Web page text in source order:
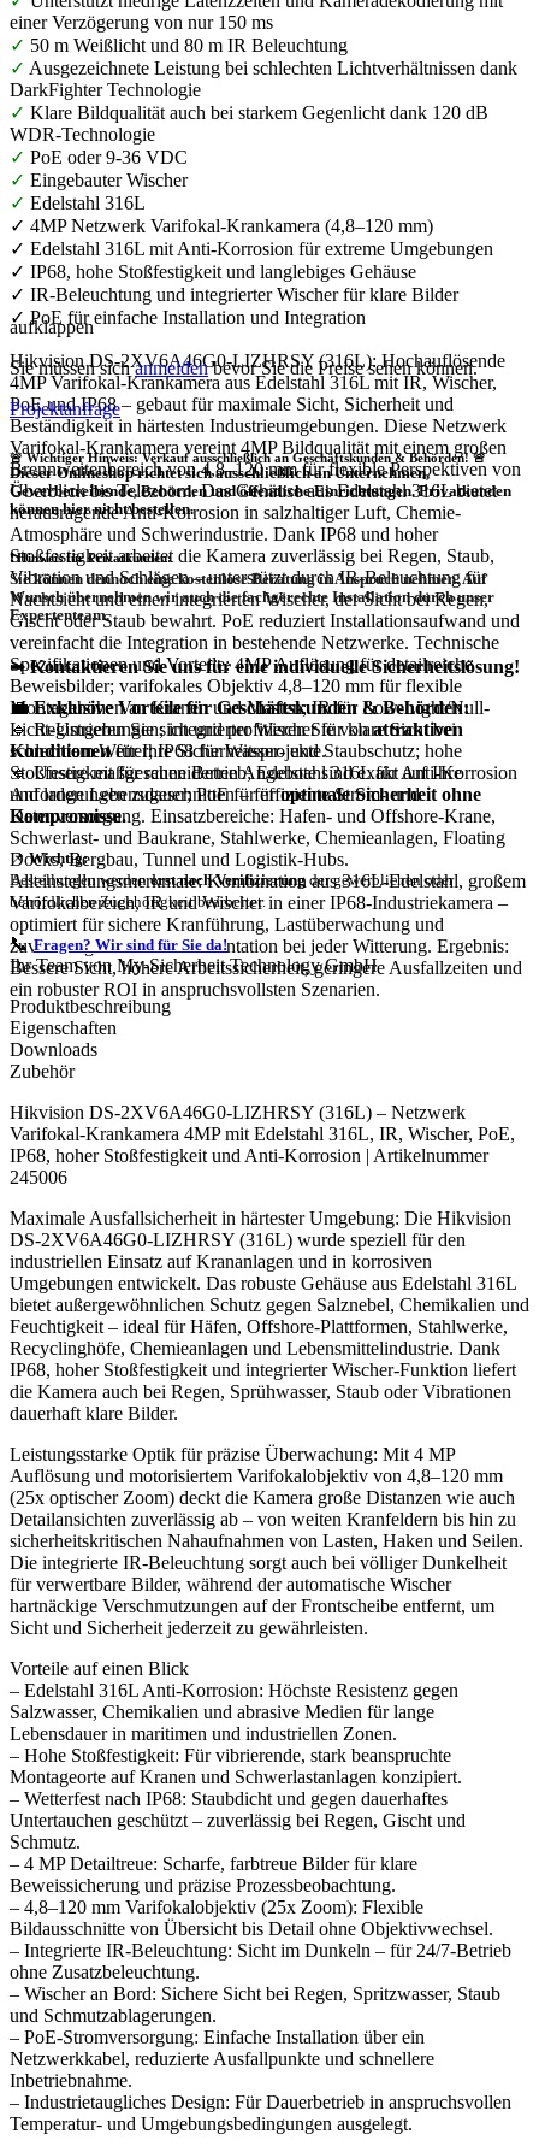
einer Verzögerung von nur 150 ms
✓ 50 m Weißlicht und 80 m IR Beleuchtung
✓ Ausgezeichnete Leistung bei schlechten Lichtverhältnissen dank
DarkFighter Technologie
✓ Klare Bildqualität auch bei starkem Gegenlicht dank 120 dB
WDR-Technologie
✓ PoE oder 9-36 VDC
✓ Eingebauter Wischer
✓ Edelstahl 316L
✓ 4MP Netzwerk Varifokal-Krankamera (4,8–120 mm)
✓ Edelstahl 316L mit Anti-Korrosion für extreme Umgebungen
✓ IP68, hohe Stoßfestigkeit und langlebiges Gehäuse
✓ IR-Beleuchtung und integrierter Wischer für klare Bilder
✓ PoE für einfache Installation und Integration
Hikvision DS-2XV6A46G0-LIZHRSY (316L): Hochauflösende
4MP Varifokal-Krankamera aus Edelstahl 316L mit IR, Wischer,
PoE und IP68 – gebaut für maximale Sicht, Sicherheit und
Beständigkeit in härtesten Industrieumgebungen. Diese Netzwerk
Varifokal-Krankamera vereint 4MP Bildqualität mit einem großen
Brennweitenbereich von 4,8–120 mm für flexible Perspektiven von
Überblick bis Telezoom. Das Gehäuse aus Edelstahl 316L bietet
herausragende Anti-Korrosion in salzhaltiger Luft, Chemie-
Atmosphäre und Schwerindustrie. Dank IP68 und hoher
Stoßfestigkeit arbeitet die Kamera zuverlässig bei Regen, Staub,
Vibration und Schlägen – unterstützt durch IR-Beleuchtung für
Nachtsicht und einen integrierten Wischer, der Sicht bei Regen,
Gischt oder Staub bewahrt. PoE reduziert Installationsaufwand und
vereinfacht die Integration in bestehende Netzwerke. Technische
Spezifikationen und Vorteile: 4MP Auflösung für detailreiche
Beweisbilder; varifokales Objektiv 4,8–120 mm für flexible
Montagehöhen an Kranen und Masten; IR für Low-Light/Null-
Licht-Umgebungen; integrierter Wischer für klare Sicht bei
schlechtem Wetter; IP68 für Wasser- und Staubschutz; hohe
Stoßfestigkeit für rauen Betrieb; Edelstahl 316L für Anti-Korrosion
und lange Lebensdauer; PoE für effiziente Strom- und
Datenversorgung. Einsatzbereiche: Hafen- und Offshore-Krane,
Schwerlast- und Baukrane, Stahlwerke, Chemieanlagen, Floating
Docks, Bergbau, Tunnel und Logistik-Hubs.
Alleinstellungsmerkmale: Kombination aus 316L-Edelstahl, großem
Varifokalbereich, IR und Wischer in einer IP68-Industriekamera –
optimiert für sichere Kranführung, Lastüberwachung und
zuverlässige Prozessdokumentation bei jeder Witterung. Ergebnis:
Bessere Sicht, höhere Arbeitssicherheit, geringere Ausfallzeiten und
ein robuster ROI in anspruchsvollsten Szenarien.
aufklappen
Sie müssen sichanmeldenbevor Sie die Preise sehen können.
Projektanfrage
🚨 Wichtiger Hinweis: Verkauf ausschließlich an Geschäftskunden & Behörden! 🚨
Dieser Onlineshop richtet sichausschließlichan Unternehmen,
Gewerbetreibende, Behörden und öffentliche Einrichtungen.Privatkunden
können hier nicht bestellen.
❗Hinweis für Privatkunden:
Sie können dennoch einekostenlose Beratungin Anspruch nehmen. Auf
Wunsch übernehmen wir auch diefachgerechte Installationdurch unser
Expertenteam.
➡Kontaktieren Sie uns für eine individuelle Sicherheitslösung!
💼Exklusive Vorteile für Geschäftskunden & Behörden:
🔹 Registrieren Sie sich und profitieren Sie vonattraktiven
Konditionenfür Ihre Sicherheitsprojekte.
🔹 Unsere maßgeschneiderten Angebote sind exakt auf Ihre
Anforderungen zugeschnitten – füroptimale Sicherheit ohne
Kompromisse.
📌Wichtig:
Bestellungen werdenerst nach Verifizierung der gewerblichen oder
behördlichen Zugehörigkeit bearbeitet.
📞Fragen? Wir sind für Sie da!
Ihr Team von My-Sicherheit Technology GmbH
Produktbeschreibung
Eigenschaften
Downloads
Zubehör
Hikvision DS-2XV6A46G0-LIZHRSY (316L) – Netzwerk
Varifokal-Krankamera 4MP mit Edelstahl 316L, IR, Wischer, PoE,
IP68, hoher Stoßfestigkeit und Anti-Korrosion | Artikelnummer
245006
Maximale Ausfallsicherheit in härtester Umgebung: Die Hikvision
DS-2XV6A46G0-LIZHRSY (316L) wurde speziell für den
industriellen Einsatz auf Krananlagen und in korrosiven
Umgebungen entwickelt. Das robuste Gehäuse aus Edelstahl 316L
bietet außergewöhnlichen Schutz gegen Salznebel, Chemikalien und
Feuchtigkeit – ideal für Häfen, Offshore-Plattformen, Stahlwerke,
Recyclinghöfe, Chemieanlagen und Lebensmittelindustrie. Dank
IP68, hoher Stoßfestigkeit und integrierter Wischer-Funktion liefert
die Kamera auch bei Regen, Sprühwasser, Staub oder Vibrationen
dauerhaft klare Bilder.
Leistungsstarke Optik für präzise Überwachung: Mit 4 MP
Auflösung und motorisiertem Varifokalobjektiv von 4,8–120 mm
(25x optischer Zoom) deckt die Kamera große Distanzen wie auch
Detailansichten zuverlässig ab – von weiten Kranfeldern bis hin zu
sicherheitskritischen Nahaufnahmen von Lasten, Haken und Seilen.
Die integrierte IR-Beleuchtung sorgt auch bei völliger Dunkelheit
für verwertbare Bilder, während der automatische Wischer
hartnäckige Verschmutzungen auf der Frontscheibe entfernt, um
Sicht und Sicherheit jederzeit zu gewährleisten.
Vorteile auf einen Blick
– Edelstahl 316L Anti-Korrosion: Höchste Resistenz gegen
Salzwasser, Chemikalien und abrasive Medien für lange
Lebensdauer in maritimen und industriellen Zonen.
– Hohe Stoßfestigkeit: Für vibrierende, stark beanspruchte
Montageorte auf Kranen und Schwerlastanlagen konzipiert.
– Wetterfest nach IP68: Staubdicht und gegen dauerhaftes
Untertauchen geschützt – zuverlässig bei Regen, Gischt und
Schmutz.
– 4 MP Detailtreue: Scharfe, farbtreue Bilder für klare
Beweissicherung und präzise Prozessbeobachtung.
– 4,8–120 mm Varifokalobjektiv (25x Zoom): Flexible
Bildausschnitte von Übersicht bis Detail ohne Objektivwechsel.
– Integrierte IR-Beleuchtung: Sicht im Dunkeln – für 24/7-Betrieb
ohne Zusatzbeleuchtung.
– Wischer an Bord: Sichere Sicht bei Regen, Spritzwasser, Staub
und Schmutzablagerungen.
– PoE-Stromversorgung: Einfache Installation über ein
Netzwerkkabel, reduzierte Ausfallpunkte und schnellere
Inbetriebnahme.
– Industrietaugliches Design: Für Dauerbetrieb in anspruchsvollen
Temperatur- und Umgebungsbedingungen ausgelegt.